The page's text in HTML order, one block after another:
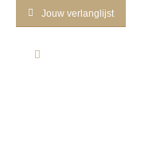
Jouw verlanglijst